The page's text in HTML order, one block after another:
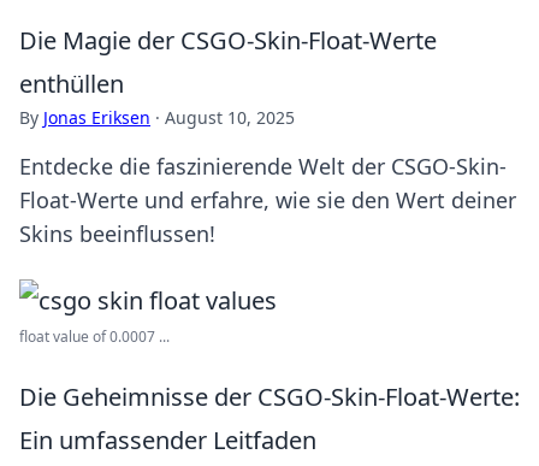
Die Magie der CSGO-Skin-Float-Werte
enthüllen
By Jonas Eriksen · August 10, 2025
Entdecke die faszinierende Welt der CSGO-Skin-
Float-Werte und erfahre, wie sie den Wert deiner
Skins beeinflussen!
float value of 0.0007 ...
Die Geheimnisse der CSGO-Skin-Float-Werte:
Ein umfassender Leitfaden